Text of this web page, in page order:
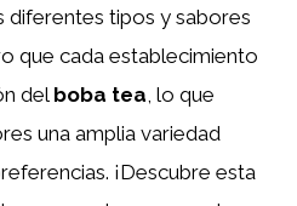
diferentes tipos y sabores
que cada establecimiento
del boba tea , lo que
una amplia variedad
¡Descubre esta